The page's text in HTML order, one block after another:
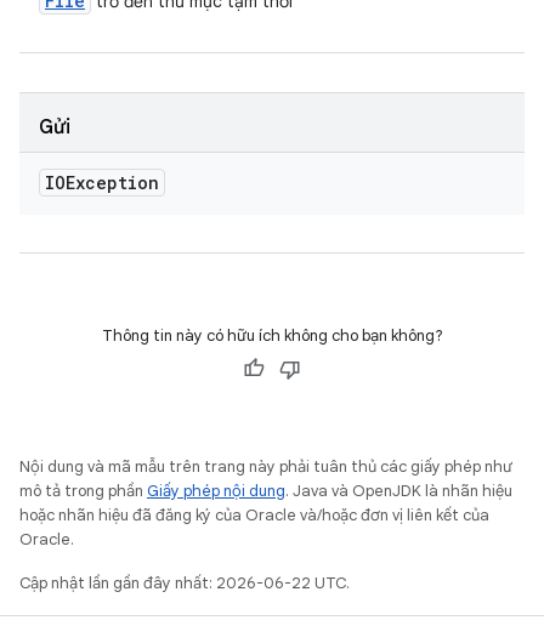
Gửi
IOException
Thông tin này có hữu ích không cho bạn không?
Nội dung và mã mẫu trên trang này phải tuân thủ các giấy phép như
mô tả trong phần Giấy phép nội dung. Java và OpenJDK là nhãn hiệu
hoặc nhãn hiệu đã đăng ký của Oracle và/hoặc đơn vị liên kết của
Oracle.
Cập nhật lần gần đây nhất: 2026-06-22 UTC.